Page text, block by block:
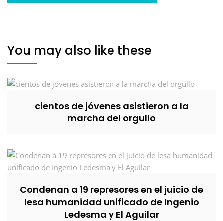
You may also like these
cientos de jóvenes asistieron a la
marcha del orgullo
Condenan a 19 represores en el juicio de
lesa humanidad unificado de Ingenio
Ledesma y El Aguilar